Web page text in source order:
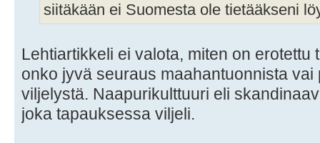
siitäkään ei Suomesta ole tietääkseni
Lehtiartikkeli ei valota, miten on erotettu
onko jyvä seuraus maahantuonnista
viljelystä. Naapurikulttuuri eli
joka tapauksessa viljeli.